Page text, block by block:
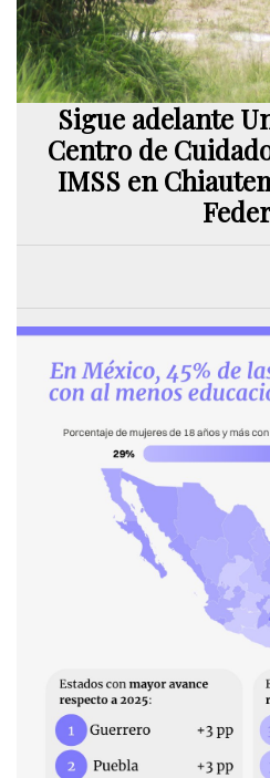
Sigue adelante
Centro de
IMSS en